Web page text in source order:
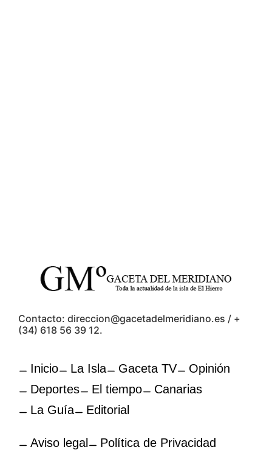
Contacto: direccion@gacetadelmeridiano.es / +
(34) 618 56 39 12.
Inicio La Isla Gaceta TV
Opinión
Deportes
El tiempo
Canarias
La Guía
Editorial
Aviso legal
Política de Privacidad